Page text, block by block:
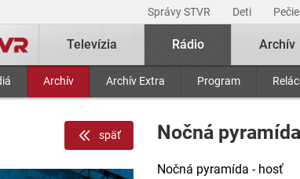
Správy STVR Deti
Televízia Rádio
Archív Archív Extra Program
Archív
Nočná
Nočná pyramída - hosť
späť